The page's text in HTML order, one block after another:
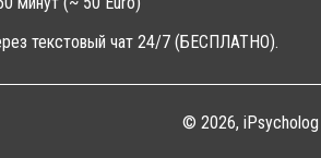
текстовый чат 24/7 (БЕСПЛАТНО).
© 2026, iPsycholog